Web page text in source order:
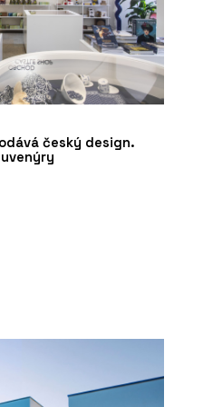
český design.